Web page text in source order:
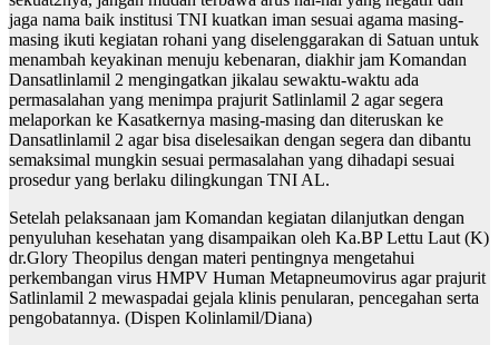
jaga nama baik institusi TNI kuatkan iman sesuai agama masing-
masing ikuti kegiatan rohani yang diselenggarakan di Satuan untuk
menambah keyakinan menuju kebenaran, diakhir jam Komandan
Dansatlinlamil 2 mengingatkan jikalau sewaktu-waktu ada
permasalahan yang menimpa prajurit Satlinlamil 2 agar segera
melaporkan ke Kasatkernya masing-masing dan diteruskan ke
Dansatlinlamil 2 agar bisa diselesaikan dengan segera dan dibantu
semaksimal mungkin sesuai permasalahan yang dihadapi sesuai
prosedur yang berlaku dilingkungan TNI AL.
Setelah pelaksanaan jam Komandan kegiatan dilanjutkan dengan
penyuluhan kesehatan yang disampaikan oleh Ka.BP Lettu Laut (K)
dr.Glory Theopilus dengan materi pentingnya mengetahui
perkembangan virus HMPV Human Metapneumovirus agar prajurit
Satlinlamil 2 mewaspadai gejala klinis penularan, pencegahan serta
pengobatannya. (Dispen Kolinlamil/Diana)